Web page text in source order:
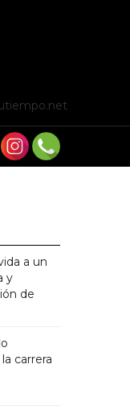
a un
y
de
carrera